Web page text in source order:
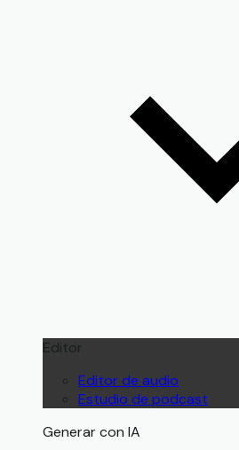
Editor
Editor de audio
Estudio de podcast
Generar con IA